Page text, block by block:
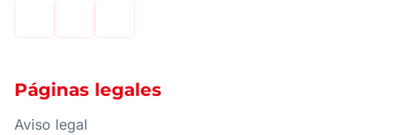
Páginas legales
Aviso legal